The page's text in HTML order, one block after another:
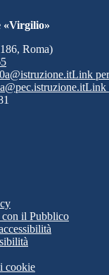
«Virgilio»
Roma)
Link
Link
il Pubblico
cookie